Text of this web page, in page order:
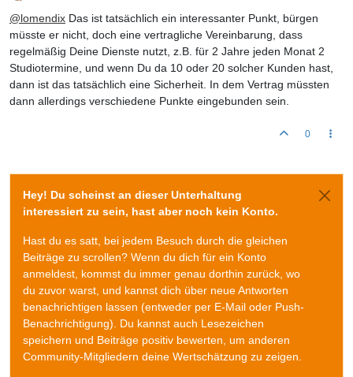
@lomendix Das ist tatsächlich ein interessanter Punkt, bürgen
müsste er nicht, doch eine vertragliche Vereinbarung, dass
regelmäßig Deine Dienste nutzt, z.B. für 2 Jahre jeden Monat 2
Studiotermine, und wenn Du da 10 oder 20 solcher Kunden hast,
dann ist das tatsächlich eine Sicherheit. In dem Vertrag müssten
dann allerdings verschiedene Punkte eingebunden sein.
0
Hey! Du scheinst an dieser Unterhaltung
interessiert zu sein, hast aber noch kein Konto.
Hast du es satt, bei jedem Besuch durch die gleichen
Beiträge zu scrollen? Wenn du dich für ein Konto
anmeldest, kommst du immer genau dorthin zurück, wo
du zuvor warst, und kannst dich über neue Antworten
benachrichtigen lassen (entweder per E-Mail oder Push-
Benachrichtigung). Du kannst auch Lesezeichen
speichern und Beiträge positiv bewerten, um anderen
Community-Mitgliedern deine Wertschätzung zu zeigen.